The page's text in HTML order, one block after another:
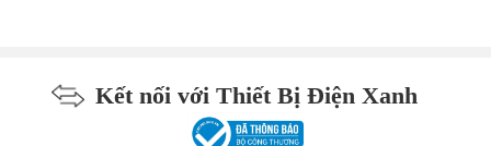
Kết nối với Thiết Bị Điện Xanh